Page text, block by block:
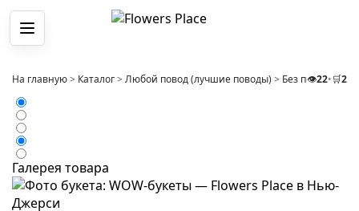
Меню
На главную> Каталог> Любой повод (лучшие поводы) > Без повода>
👁️22•🛒2
Галерея товара